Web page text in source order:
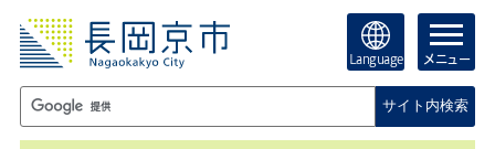
Language メニュー
サイト内検索